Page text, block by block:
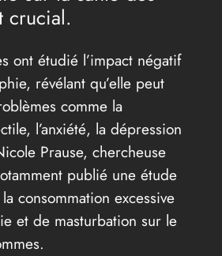
crucial.
ont étudié l’impact négatif
révélant qu’elle peut
comme la
l’anxiété, la dépression
Prause, chercheuse
publié une étude
consommation excessive
et de masturbation sur le